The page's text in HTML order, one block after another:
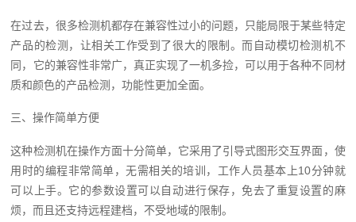
在过去，很多检测机都存在兼容性过小的问题，只能局限于某些特定
产品的检测，让相关工作受到了很大的限制。而自动模切检测机不
同，它的兼容性非常广，真正实现了一机多捡，可以用于各种不同材
质和颜色的产品检测，功能性更加全面。
三、操作简单方便
这种检测机在操作方面十分简单，它采用了引导式图形交互界面，使
用时的编程非常简单，无需相关的培训，工作人员基本上10分钟就
可以上手。它的参数设置可以自动进行保存，免去了重复设置的麻
烦，而且还支持远程建档，不受地域的限制。